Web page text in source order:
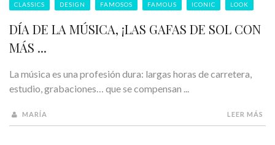
CLASSICS DESIGN FAMOSOS FAMOUS ICONIC LOOK
DÍA DE LA MÚSICA, ¡LAS GAFAS DE SOL CON
MÁS ...
La música es una profesión dura: largas horas de carretera,
estudio, grabaciones… que se compensan ...
MARÍA LEER MÁS